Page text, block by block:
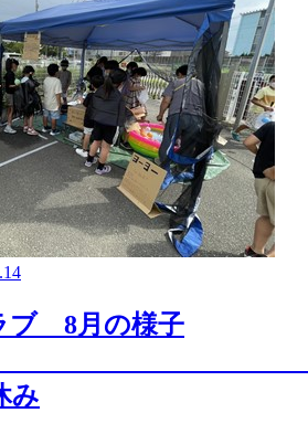
ブ 8月の様子
み